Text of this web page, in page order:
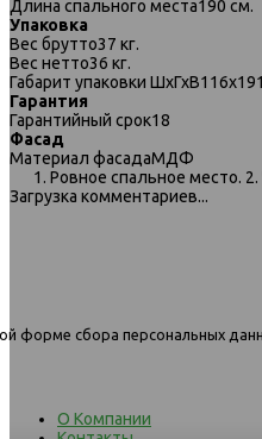
091 диван-кровать 3к 840
Длина спального места190 см.
Упаковка
Вес брутто37 кг.
Вес нетто36 кг.
Габарит упаковки ШхГхВ
Гарантия
Гарантийный срок18
Фасад
Материал фасадаМДФ
1. Ровное спальное место.
Загрузка комментариев...
форме сбора персональных
О Компании